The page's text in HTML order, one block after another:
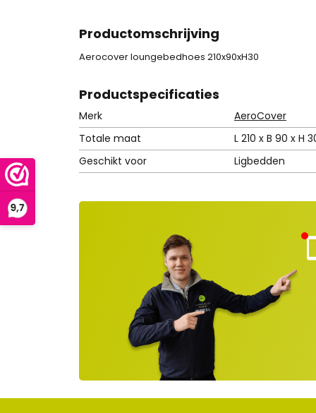
Productomschrijving
Aerocover loungebedhoes 210x90xH30
Productspecificaties
Merk
AeroCover
Totale maat
L 210 x B 90 x H
Geschikt voor
Ligbedden